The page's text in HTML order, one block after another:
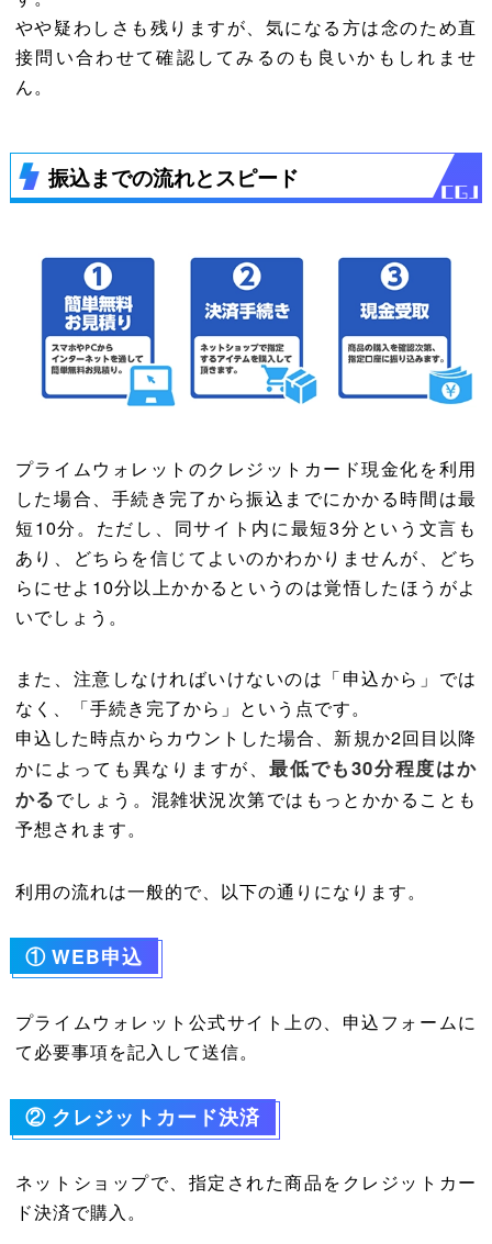
やや疑わしさも残りますが、気になる方は念のため直
接問い合わせて確認してみるのも良いかもしれませ
ん。
振込までの流れとスピード
プライムウォレットのクレジットカード現金化を利用
した場合、手続き完了から振込までにかかる時間は最
短10分。ただし、同サイト内に最短3分という文言も
あり、どちらを信じてよいのかわかりませんが、どち
らにせよ10分以上かかるというのは覚悟したほうがよ
いでしょう。
また、注意しなければいけないのは「申込から」では
なく、「手続き完了から」という点です。
申込した時点からカウントした場合、新規か2回目以降
かによっても異なりますが、最低でも30分程度はか
かるでしょう。混雑状況次第ではもっとかかることも
予想されます。
利用の流れは一般的で、以下の通りになります。
① WEB申込
プライムウォレット公式サイト上の、申込フォームに
て必要事項を記入して送信。
② クレジットカード決済
ネットショップで、指定された商品をクレジットカー
ド決済で購入。